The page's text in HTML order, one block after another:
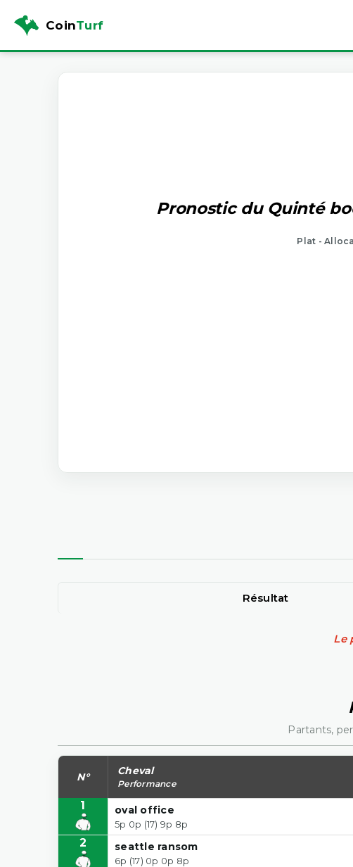
CoinTurf
Pronostic du Quinté
Plat -
Résultat
Le
Partants,
N° Cheval
Performance
1 oval office
5p 0p (17) 9p 8p
2 seattle ransom
6p (17) 0p 0p 8p